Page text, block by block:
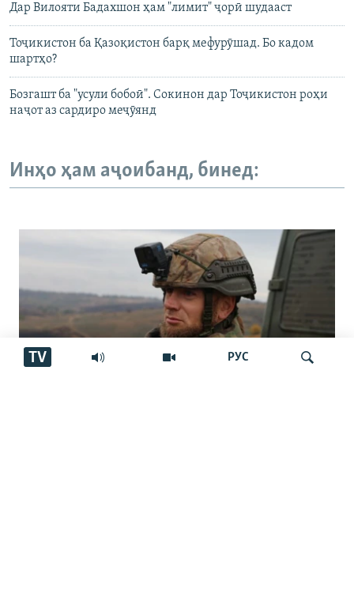
РУС
TV
Дар Вилояти Бадахшон ҳам "лимит" ҷорӣ шудааст
Тоҷикистон ба Қазоқистон барқ мефурӯшад. Бо кадом
шартҳо?
Бозгашт ба "усули бобоӣ". Сокинон дар Тоҷикистон роҳи
наҷот аз сардиро меҷӯянд
Инҳо ҳам аҷоибанд, бинед: